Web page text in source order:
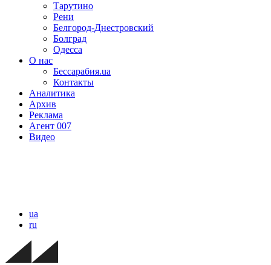
Тарутино
Рени
Белгород-Днестровский
Болград
Одесса
О нас
Бессарабия.ua
Контакты
Аналитика
Архив
Реклама
Агент 007
Видео
ua
ru